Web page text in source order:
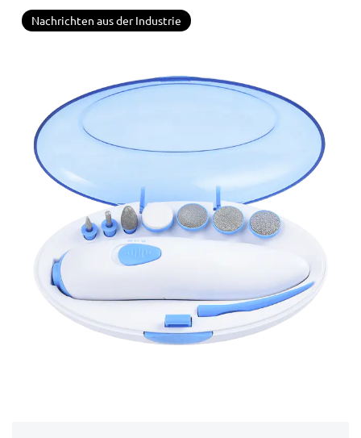
Nachrichten aus der Industrie